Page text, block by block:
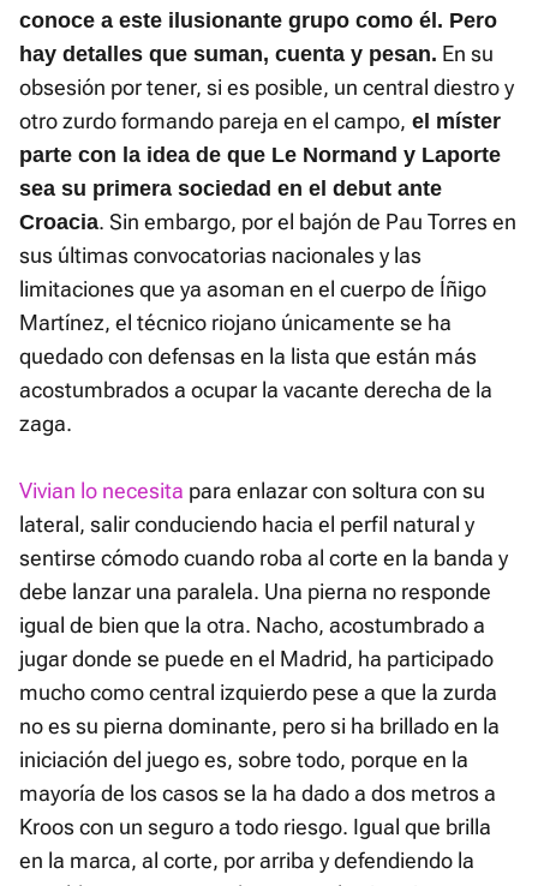
conoce a este ilusionante grupo como él. Pero
hay detalles que suman, cuenta y pesan. En su
obsesión por tener, si es posible, un central diestro y
otro zurdo formando pareja en el campo, el míster
parte con la idea de que Le Normand y Laporte
sea su primera sociedad en el debut ante
Croacia. Sin embargo, por el bajón de Pau Torres en
sus últimas convocatorias nacionales y las
limitaciones que ya asoman en el cuerpo de Íñigo
Martínez, el técnico riojano únicamente se ha
quedado con defensas en la lista que están más
acostumbrados a ocupar la vacante derecha de la
zaga.
Vivian lo necesita para enlazar con soltura con su
lateral, salir conduciendo hacia el perfil natural y
sentirse cómodo cuando roba al corte en la banda y
debe lanzar una paralela. Una pierna no responde
igual de bien que la otra. Nacho, acostumbrado a
jugar donde se puede en el Madrid, ha participado
mucho como central izquierdo pese a que la zurda
no es su pierna dominante, pero si ha brillado en la
iniciación del juego es, sobre todo, porque en la
mayoría de los casos se la ha dado a dos metros a
Kroos con un seguro a todo riesgo. Igual que brilla
en la marca, al corte, por arriba y defendiendo la